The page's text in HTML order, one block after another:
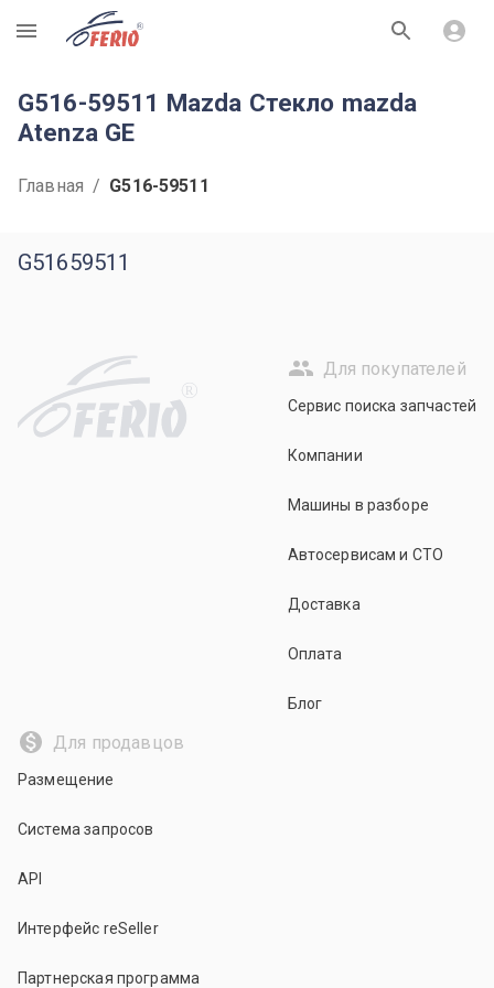
R
G516-59511 Mazda Стекло mazda
Atenza GE
Главная / G516-59511
G51659511
R
Для покупателей
Сервис поиска запчастей
Компании
Машины в разборе
Автосервисам и СТО
Доставка
Оплата
Блог
Для продавцов
Размещение
Система запросов
API
Интерфейс reSeller
Партнерская программа